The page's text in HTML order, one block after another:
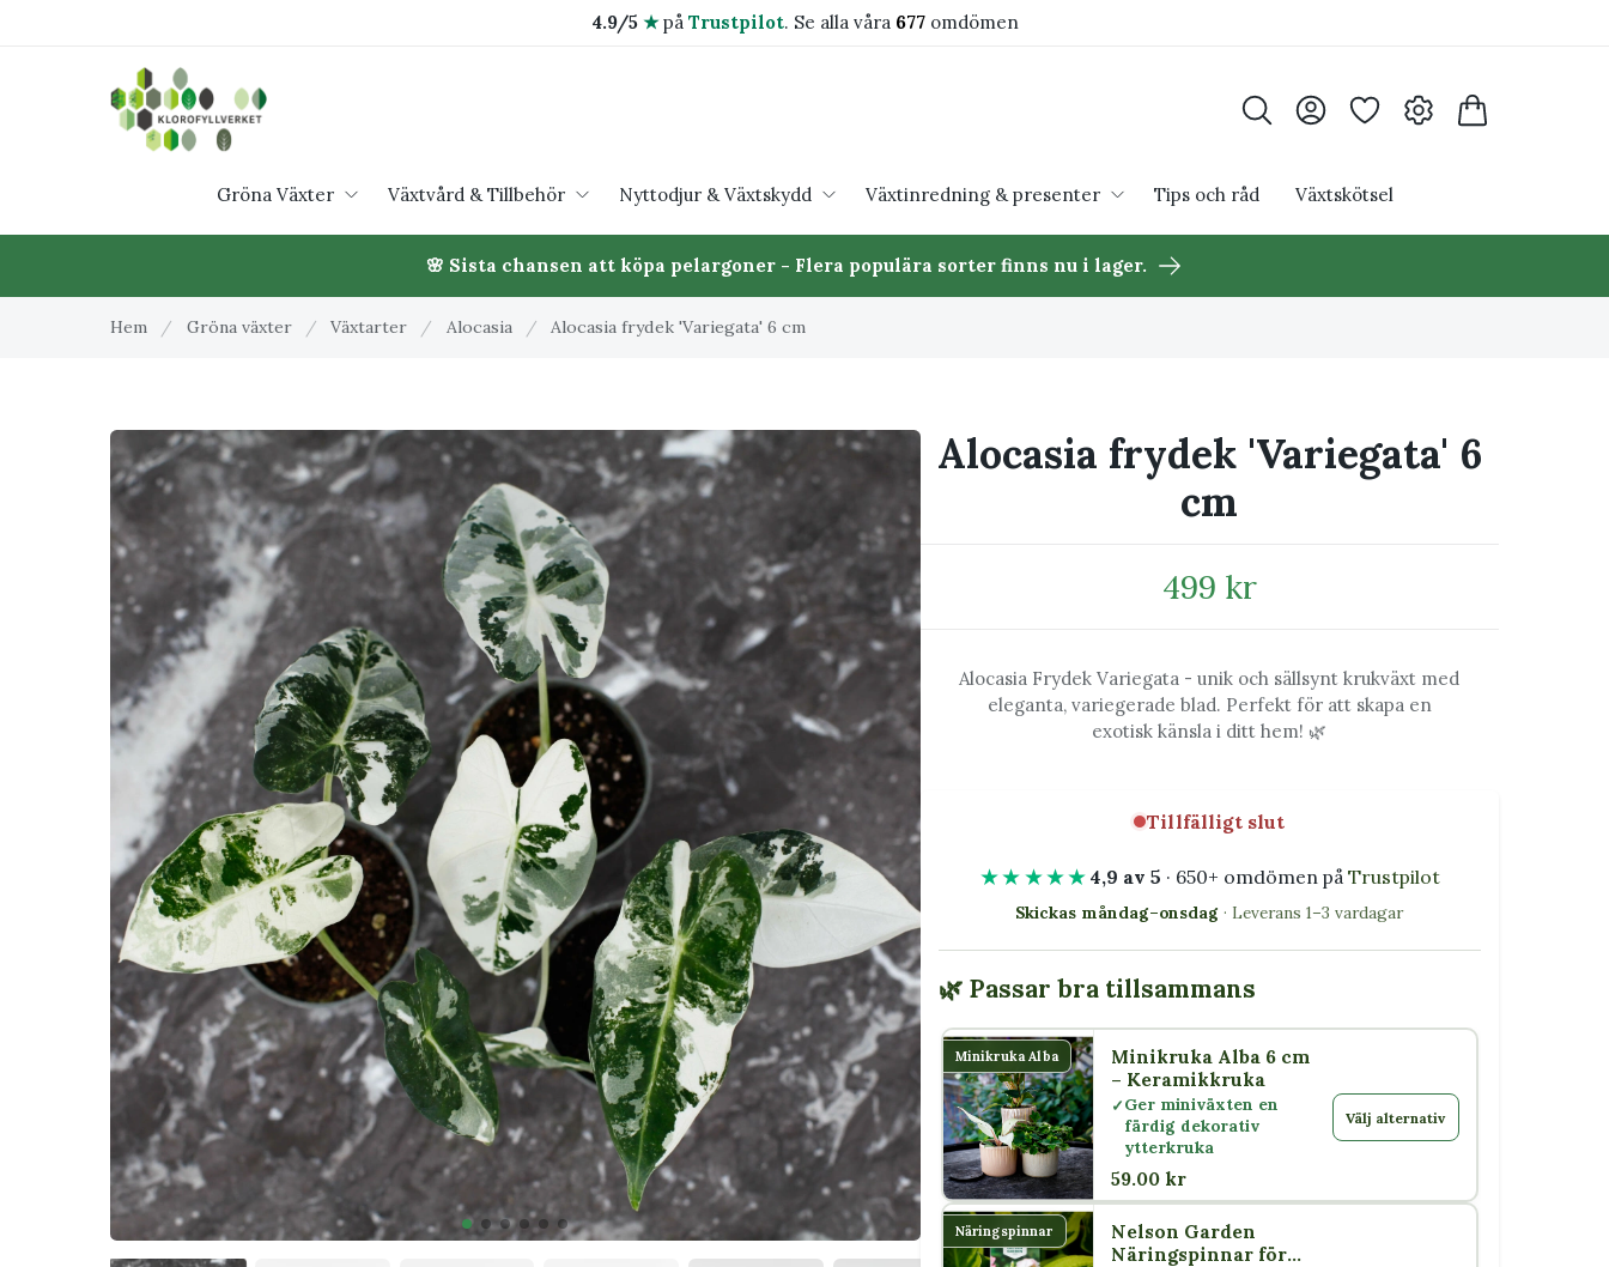
4.9/5 ★på Trustpilot. Se alla våra 677omdömen
Gröna Växter Växtvård & Tillbehör Nyttodjur & Växtskydd Växtinredning & presenter Tips och råd Växtskötsel
🌸 Sista chansen att köpa pelargoner - Flera populära sorter finns nu i lager.
Hem / Gröna växter / Växtarter / Alocasia / Alocasia frydek 'Variegata' 6 cm
Alocasia frydek 'Variegata' 6
cm
499 kr
Alocasia Frydek Variegata - unik och sällsynt krukväxt med
eleganta, variegerade blad. Perfekt för att skapa en
exotisk känsla i ditt hem! 🌿
Tillfälligt slut
★★★★★ 4,9 av 5 · 650+ omdömen på Trustpilot
Skickas måndag–onsdag · Leverans 1–3 vardagar
🌿 Passar bra tillsammans
Minikruka Alba
Minikruka Alba 6 cm
– Keramikkruka
Ger miniväxten en
färdig dekorativ
ytterkruka
59.00 kr
Välj alternativ
Näringspinnar
Nelson Garden
Näringspinnar för